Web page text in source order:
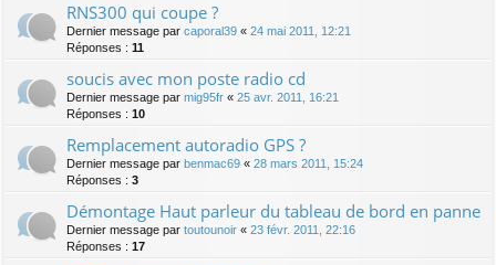
RNS300 qui coupe ?
Dernier message par caporal39 « 24 mai 2011, 12:21
Réponses : 11
soucis avec mon poste radio cd
Dernier message par mig95fr « 25 avr. 2011, 16:21
Réponses : 10
Remplacement autoradio GPS ?
Dernier message par benmac69 « 28 mars 2011, 15:24
Réponses : 3
Démontage Haut parleur du tableau de bord en panne
Dernier message par toutounoir « 23 févr. 2011, 22:16
Réponses : 17